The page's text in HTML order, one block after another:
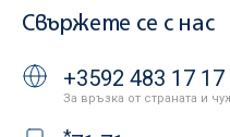
Свържете се с нас
+3592 483 17 17
За връзка от страната и